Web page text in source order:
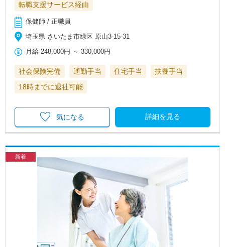
転職支援サービス経由
保健師 / 正職員
埼玉県 さいたま市緑区 原山3-15-31
月給 248,000円 ～330,000円
社会保険完備 通勤手当 住宅手当
扶養手当
18時までに退社可能
詳細を見る
気になる
新着